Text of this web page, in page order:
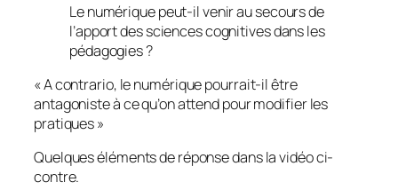
Le numérique peut-il venir au secours de
l’apport des sciences cognitives dans les
pédagogies ?
«A contrario, le numérique pourrait-il être
antagoniste à ce qu’on attend pour modifier les
pratiques »
Quelques éléments de réponse dans la vidéo ci-
contre.